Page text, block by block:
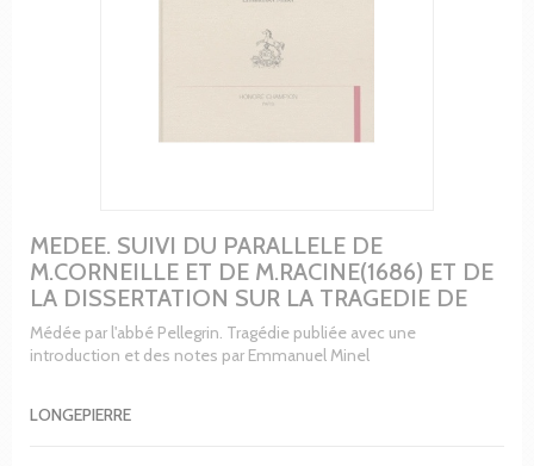
MEDEE. SUIVI DU PARALLELE DE
M.CORNEILLE ET DE M.RACINE(1686) ET DE
LA DISSERTATION SUR LA TRAGEDIE DE
Médée par l'abbé Pellegrin. Tragédie publiée avec une
introduction et des notes par Emmanuel Minel
LONGEPIERRE